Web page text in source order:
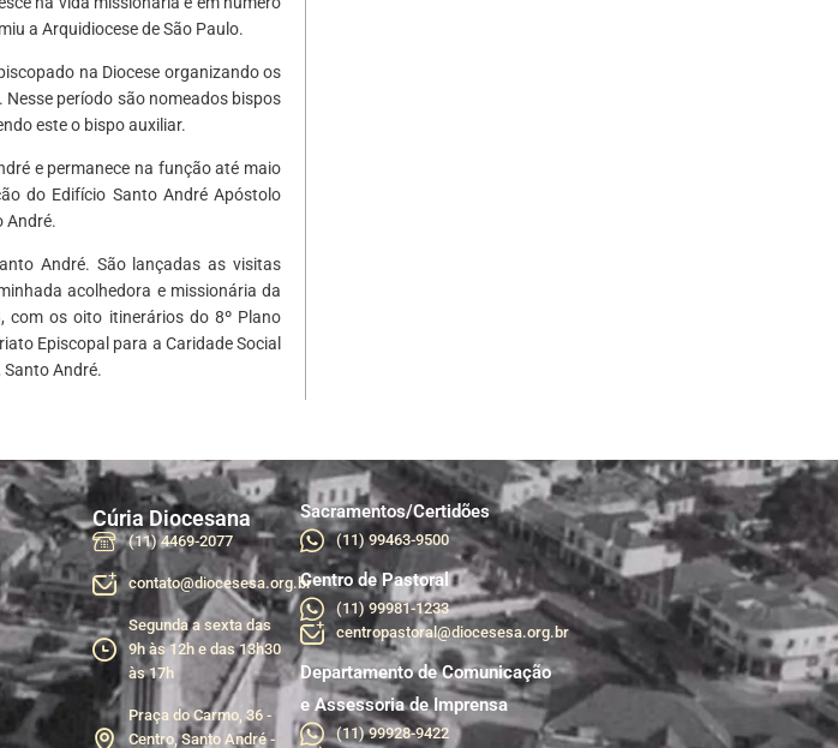
a Arquidiocese de São Paulo.
na Diocese organizando os
período são nomeados bispos
este o bispo auxiliar.
e permanece na função até maio
do Edifício Santo André Apóstolo
André.
André. São lançadas as visitas
acolhedora e missionária da
com os oito itinerários do 8º Plano
Episcopal para a Caridade Social
André.
Cúria Diocesana
(11) 4469-2077
contato@diocesesa.org.br
Segunda a sexta das
9h às 12h e das 13h30
às 17h
Praça do Carmo, 36 -
Centro, Santo André -
Sacramentos/Certidões
(11) 99463-9500
Centro de Pastoral
(11) 99981-1233
centropastoral@diocesesa.org.br
Departamento de Comunicação
e Assessoria de Imprensa
(11) 99928-9422